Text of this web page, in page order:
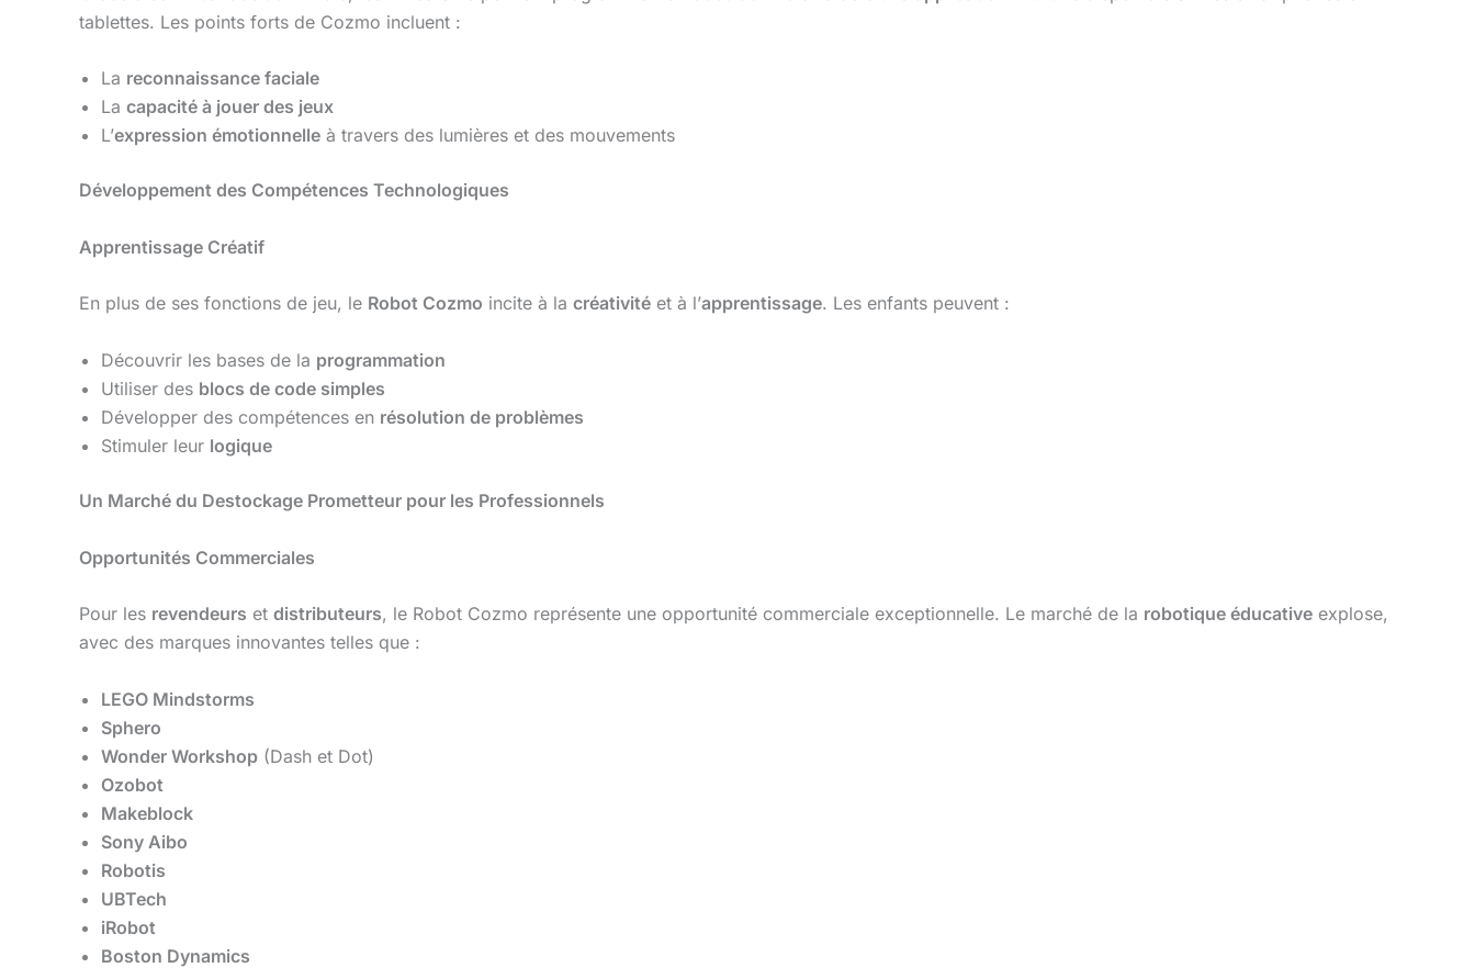
tablettes. Les points forts de Cozmo incluent :
La reconnaissance faciale
La capacité à jouer des jeux
L’expression émotionnelle à travers des lumières et des mouvements
Développement des Compétences Technologiques
Apprentissage Créatif
En plus de ses fonctions de jeu, le Robot Cozmo incite à la créativité et à l’apprentissage. Les enfants peuvent :
Découvrir les bases de la programmation
Utiliser des blocs de code simples
Développer des compétences en résolution de problèmes
Stimuler leur logique
Un Marché du Destockage Prometteur pour les Professionnels
Opportunités Commerciales
Pour les revendeurs et distributeurs, le Robot Cozmo représente une opportunité commerciale exceptionnelle. Le marché de la robotique éducative explose,
avec des marques innovantes telles que :
LEGO Mindstorms
Sphero
Wonder Workshop (Dash et Dot)
Ozobot
Makeblock
Sony Aibo
Robotis
UBTech
iRobot
Boston Dynamics